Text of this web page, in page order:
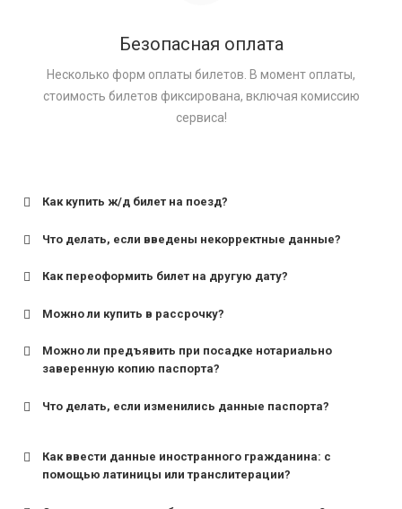
Безопасная оплата
Несколько форм оплаты билетов. В момент оплаты,
стоимость билетов фиксирована, включая комиссию
сервиса!
Как купить ж/д билет на поезд?
Что делать, если введены некорректные данные?
Как переоформить билет на другую дату?
Можно ли купить в рассрочку?
Можно ли предъявить при посадке нотариально
заверенную копию паспорта?
Что делать, если изменились данные паспорта?
Как ввести данные иностранного гражданина: с
помощью латиницы или транслитерации?